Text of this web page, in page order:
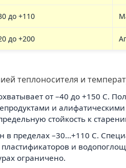
до +110
до +200
теплоносителя и
от –40 до +150 С.
и
стойкость к
в пределах –30...+110 С.
и
ограничено.